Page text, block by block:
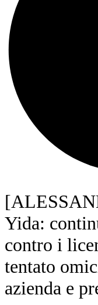
Yida:
contro i
tentato
azienda e